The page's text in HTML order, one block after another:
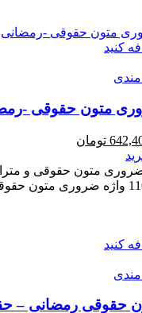
کنید
مندی
730,000 تومان
تومان
642,400 تومان
است.
واژه ضروری متون حقوقی
کنید
مندی